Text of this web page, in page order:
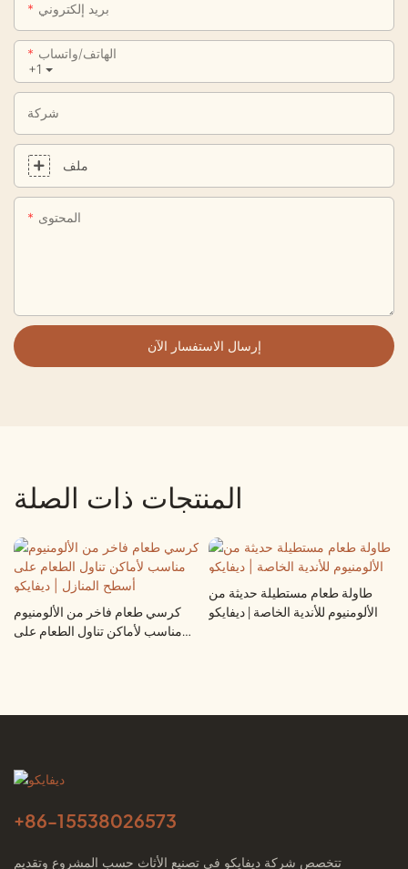
بريد إلكتروني
+1
الهاتف/واتساب
شركة
ملف
المحتوى
إرسال الاستفسار الآن
المنتجات ذات الصلة
كرسي طعام فاخر من الألومنيوم
مناسب لأماكن تناول الطعام على
طاولة طعام مستطيلة حديثة من
الألومنيوم للأندية الخاصة | ديفايكو
+86-15538026573
تتخصص شركة ديفايكو في تصنيع الأثاث حسب المشروع وتقديم